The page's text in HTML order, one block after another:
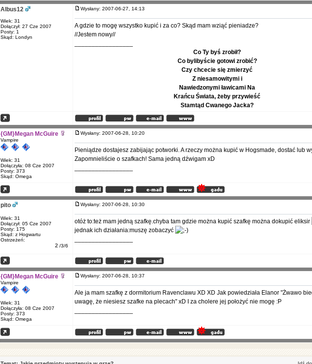
Albus12
Wiek: 31
Dołączył: 27 Cze 2007
Posty: 1
Skąd: Londyn
Wysłany: 2007-06-27, 14:13
A gdzie to mogę wszystko kupić i za co? Skąd mam wziąć pieniadze?
//Jestem nowy//
Co Ty byś zrobił?
Co bylibyście gotowi zrobić?
Czy chcecie się zmierzyć
Z niesamowitymi i
Nawiedzonymi ławicami Na
Krańcu Świata, żeby przywieść
Stamtąd Cwanego Jacka?
{GM}Megan McGuire
Vampire
Wiek: 31
Dołączyła: 08 Cze 2007
Posty: 373
Skąd: Omega
Wysłany: 2007-06-28, 10:20
Pieniądze dostajesz zabijając potworki. A rzeczy można kupić w Hogsmade, dostać lub
Zapomnieliście o szafkach! Sama jedną dźwigam xD
pito
Wiek: 31
Dołączył: 05 Cze 2007
Posty: 175
Skąd: z Hogwartu
Ostrzeżeń:
2 /3/6
Wysłany: 2007-06-28, 10:30
otóż to:też mam jedną szafkę.chyba tam gdzie można kupić szafkę można dokupić eliksir
jednak ich działania:muszę zobaczyć
{GM}Megan McGuire
Vampire
Wiek: 31
Dołączyła: 08 Cze 2007
Posty: 373
Skąd: Omega
Wysłany: 2007-06-28, 10:37
Ale ja mam szafkę z dormitorium Ravenclawu XD XD Jak powiedziała Elanor "Żwawo
uwagę, że niesiesz szafke na plecach" xD I za cholere jej położyć nie mogę :P